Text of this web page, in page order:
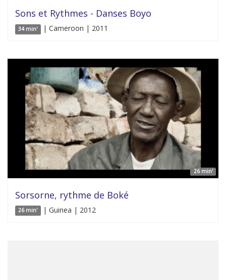
Sons et Rythmes - Danses Boyo
34 min' | Cameroon | 2011
26 min'
Sorsorne, rythme de Boké
26 min' | Guinea | 2012